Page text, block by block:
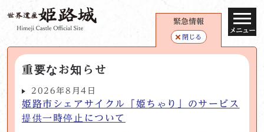
緊急情報
閉じる
重要なお知らせ
2026年8月4日
姫路市シェアサイクル「姫ちゃり」のサービス
提供一時停止について
メニュー